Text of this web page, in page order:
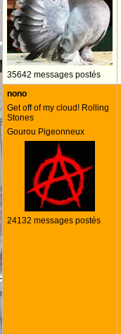
35642 messages postés
nono
Get off of my cloud! Rolling
Stones
Gourou Pigeonneux
24132 messages postés